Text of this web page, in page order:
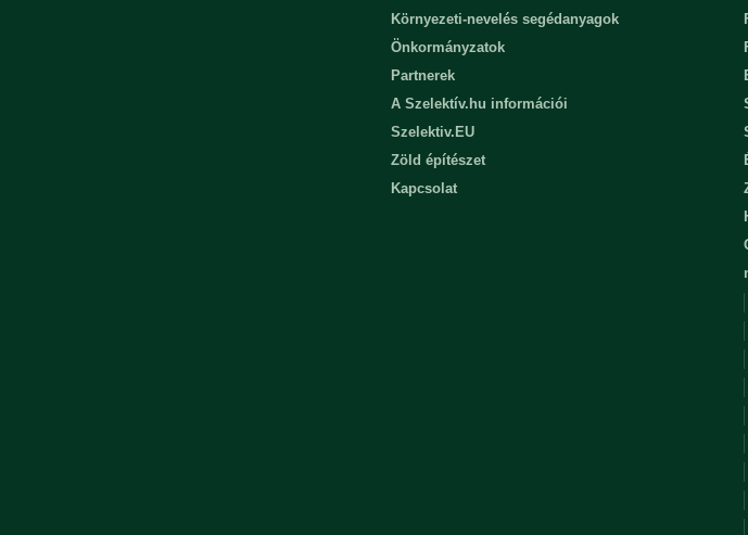
Környezeti-nevelés segédanyagok
Önkormányzatok
Partnerek
A Szelektív.hu információi
Szelektiv.EU
Zöld építészet
Kapcsolat